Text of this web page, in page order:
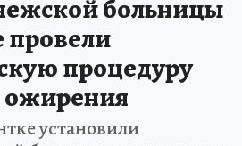
больницы
процедуру
ожирения
установили